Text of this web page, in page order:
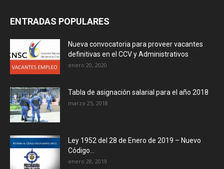
ENTRADAS POPULARES
Nueva convocatoria para proveer vacantes
definitivas en el CCV y Administrativos
enero 20, 2020
Tabla de asignación salarial para el año 2018
marzo 25, 2018
Ley 1952 del 28 de Enero de 2019 – Nuevo
Código...
enero 28, 2019